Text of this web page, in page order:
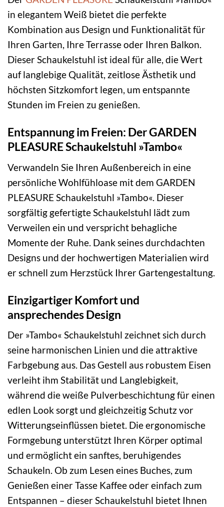
in elegantem Weiß bietet die perfekte
Kombination aus Design und Funktionalität für
Ihren Garten, Ihre Terrasse oder Ihren Balkon.
Dieser Schaukelstuhl ist ideal für alle, die Wert
auf langlebige Qualität, zeitlose Ästhetik und
höchsten Sitzkomfort legen, um entspannte
Stunden im Freien zu genießen.
Entspannung im Freien: Der GARDEN
PLEASURE Schaukelstuhl »Tambo«
Verwandeln Sie Ihren Außenbereich in eine
persönliche Wohlfühloase mit dem GARDEN
PLEASURE Schaukelstuhl »Tambo«. Dieser
sorgfältig gefertigte Schaukelstuhl lädt zum
Verweilen ein und verspricht behagliche
Momente der Ruhe. Dank seines durchdachten
Designs und der hochwertigen Materialien wird
er schnell zum Herzstück Ihrer Gartengestaltung.
Einzigartiger Komfort und
ansprechendes Design
Der »Tambo« Schaukelstuhl zeichnet sich durch
seine harmonischen Linien und die attraktive
Farbgebung aus. Das Gestell aus robustem Eisen
verleiht ihm Stabilität und Langlebigkeit,
während die weiße Pulverbeschichtung für einen
edlen Look sorgt und gleichzeitig Schutz vor
Witterungseinflüssen bietet. Die ergonomische
Formgebung unterstützt Ihren Körper optimal
und ermöglicht ein sanftes, beruhigendes
Schaukeln. Ob zum Lesen eines Buches, zum
Genießen einer Tasse Kaffee oder einfach zum
Entspannen – dieser Schaukelstuhl bietet Ihnen